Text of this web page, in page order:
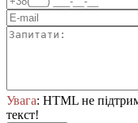
Увага: HTML не
текст!